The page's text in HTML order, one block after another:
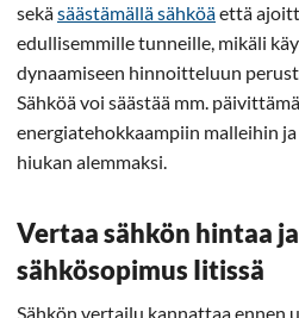
sekäsäästämällä sähköäettä
edullisemmille tunneille, mikäli
dynaamiseen hinnoitteluun
Sähköä voi säästää mm.
energiatehokkaampiin malleihin
hiukan alemmaksi.
Vertaa sähkön hintaa
sähkösopimus Iitissä
Sähkön vertailu kannattaa ennen